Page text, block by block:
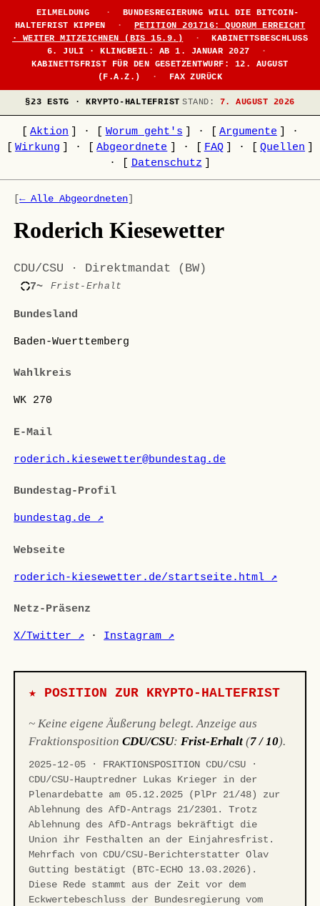
EILMELDUNG ·
BUNDESREGIERUNG WILL DIE BITCOIN-
HALTEFRIST KIPPEN
·
PETITION 201716: QUORUM ERREICHT
· WEITER MITZEICHNEN (BIS 15.9.)
·
KABINETTSBESCHLUSS
6. JULI · KLINGBEIL: AB 1. JANUAR 2027
·
KABINETTSFRIST FÜR DEN GESETZENTWURF: 12. AUGUST
(F.A.Z.)
· FAX ZURÜCK
§23 ESTG · KRYPTO-HALTEFRIST STAND: 7. AUGUST 2026
Aktion · Worum geht's · Argumente
·
Wirkung · Abgeordnete · FAQ · Quellen
·
Datenschutz
[← Alle Abgeordneten]
Roderich Kiesewetter
CDU/CSU · Direktmandat (BW)
7~ Frist-Erhalt
Bundesland
Baden-Wuerttemberg
Wahlkreis
WK 270
E-Mail
roderich.kiesewetter@bundestag.de
Bundestag-Profil
bundestag.de ↗
Webseite
roderich-kiesewetter.de/startseite.html ↗
Netz-Präsenz
X/Twitter ↗ · Instagram ↗
★ POSITION ZUR KRYPTO-HALTEFRIST
~ Keine eigene Äußerung belegt. Anzeige aus
FraktionspositionCDU/CSU:Frist-Erhalt (7 / 10).
2025-12-05 · FRAKTIONSPOSITION CDU/CSU ·
CDU/CSU-Hauptredner Lukas Krieger in der
Plenardebatte am 05.12.2025 (PlPr 21/48) zur
Ablehnung des AfD-Antrags 21/2301. Trotz
Ablehnung des AfD-Antrags bekräftigt die
Union ihr Festhalten an der Einjahresfrist.
Mehrfach von CDU/CSU-Berichterstatter Olav
Gutting bestätigt (BTC-ECHO 13.03.2026).
Diese Rede stammt aus der Zeit vor dem
Eckwertebeschluss der Bundesregierung vom